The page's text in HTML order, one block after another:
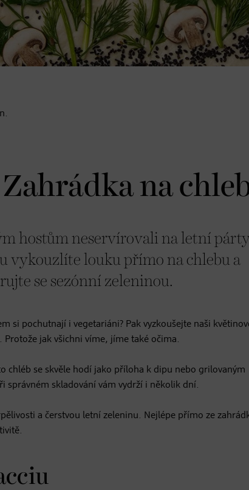
na
hostům neservírovali na letní párty
vykouzlíte louku přímo na chlebu a
se sezónní zeleninou.
si pochutnají i vegetariáni? Pak vyzkoušejte naši
jak všichni víme, jíme také očima.
chléb se skvěle hodí jako příloha k dipu nebo grilovaným
správném skladování vám vydrží i několik dní.
a čerstvou letní zeleninu. Nejlépe přímo ze